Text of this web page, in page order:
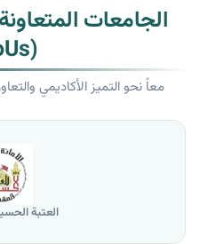
الجامعات
(MoUs)
معاً نحو التميز الأكاديمي
العتبة